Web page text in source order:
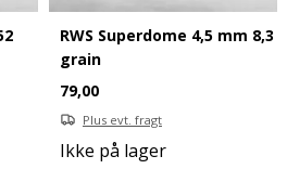
RWS Superdome 4,5 mm 8,3
grain
79,00
Plus evt. fragt
Ikke på lager